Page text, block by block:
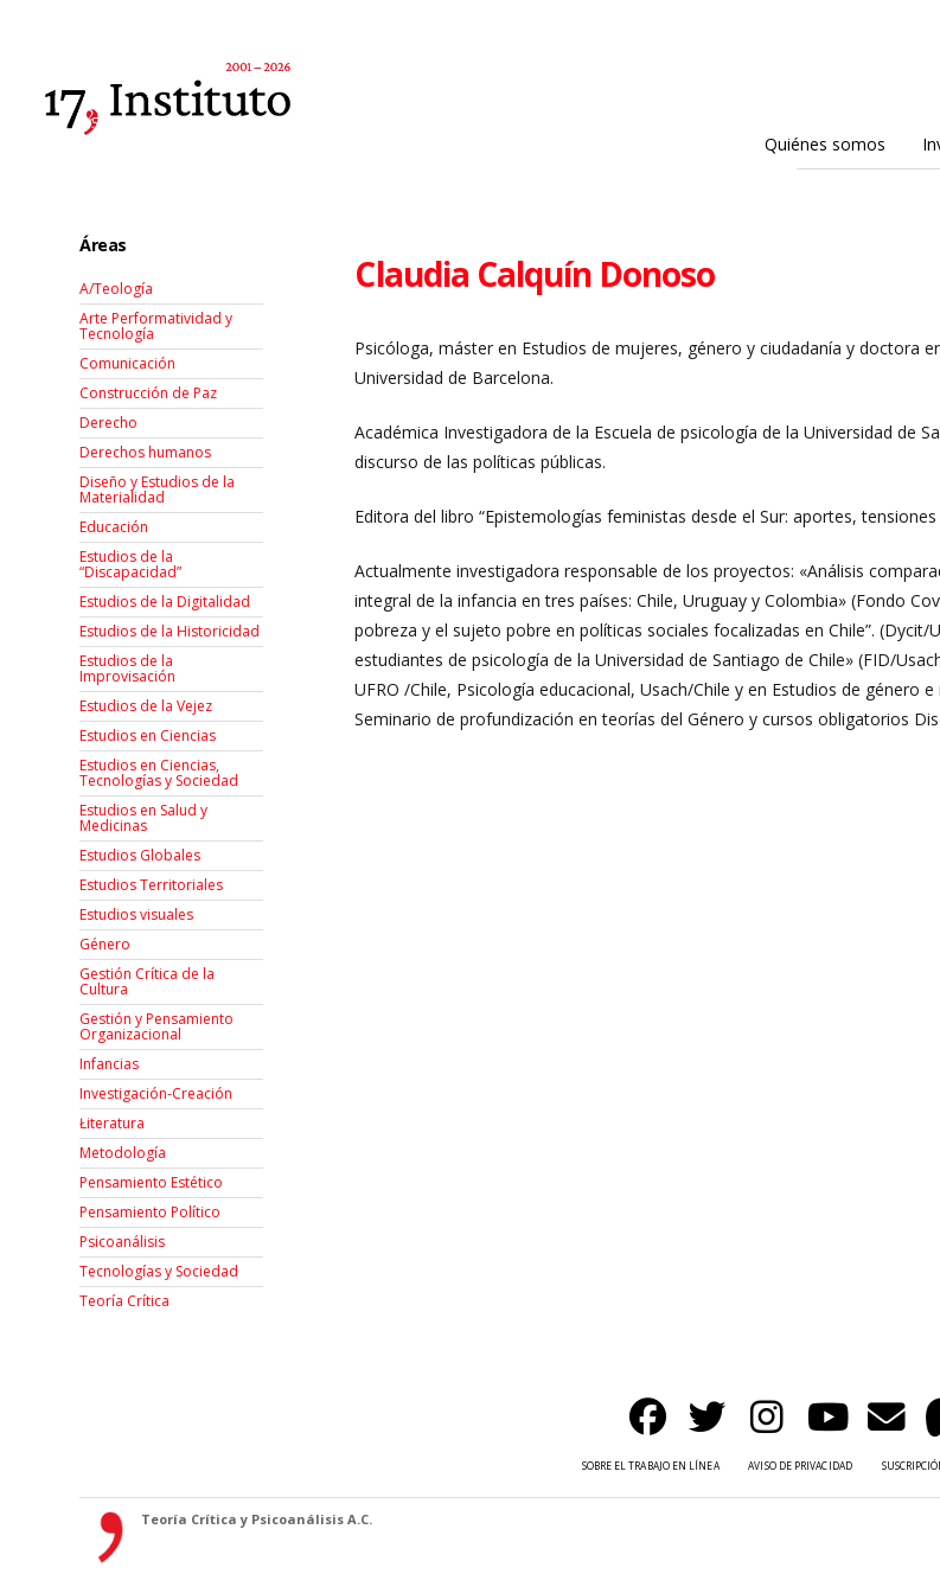
Quiénes somos
Claudia Calquín Donoso
Psicóloga, máster en Estudios de mujeres, género y ciudadanía y doctora
Universidad de Barcelona.
Académica Investigadora de la Escuela de psicología de la Universidad de
discurso de las políticas públicas.
Editora del libro “Epistemologías feministas desde el Sur: aportes,
Actualmente investigadora responsable de los proyectos: «Análisis
integral de la infancia en tres países: Chile, Uruguay y Colombia» (Fondo
pobreza y el sujeto pobre en políticas sociales focalizadas en Chile”.
estudiantes de psicología de la Universidad de Santiago de Chile» (FID/
UFRO /Chile, Psicología educacional, Usach/Chile y en Estudios de
Seminario de profundización en teorías del Género y cursos obligatorios
Áreas
A/Teología
Arte Performatividad y
Tecnología
Comunicación
Construcción de Paz
Derecho
Derechos humanos
Diseño y Estudios de la
Materialidad
Educación
Estudios de la
“Discapacidad”
Estudios de la Digitalidad
Estudios de la Historicidad
Estudios de la
Improvisación
Estudios de la Vejez
Estudios en Ciencias
Estudios en Ciencias,
Tecnologías y Sociedad
Estudios en Salud y
Medicinas
Estudios Globales
Estudios Territoriales
Estudios visuales
Género
Gestión Crítica de la
Cultura
Gestión y Pensamiento
Organizacional
Infancias
Investigación-Creación
Łiteratura
Metodología
Pensamiento Estético
Pensamiento Político
Psicoanálisis
Tecnologías y Sociedad
Teoría Crítica
SOBRE EL TRABAJO EN LÍNEA AVISO DE PRIVACIDAD
Teoría Crítica y Psicoanálisis A.C.